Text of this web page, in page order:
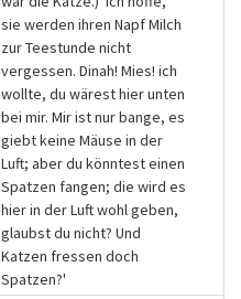
sie werden ihren Napf Milch
zur Teestunde nicht
vergessen. Dinah! Mies! ich
wollte, du wärest hier unten
bei mir. Mir ist nur bange, es
giebt keine Mäuse in der
Luft; aber du könntest einen
Spatzen fangen; die wird es
hier in der Luft wohl geben,
glaubst du nicht? Und
Katzen fressen doch
Spatzen?'